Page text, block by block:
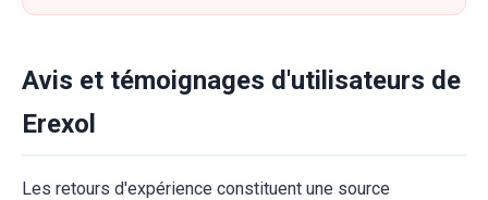
Avis et témoignages d'utilisateurs de
Erexol
Les retours d'expérience constituent une source